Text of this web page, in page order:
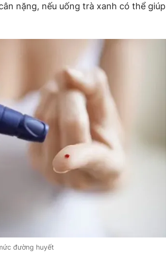
nặng, nếu uống trà xanh có thể giúp
đường huyết